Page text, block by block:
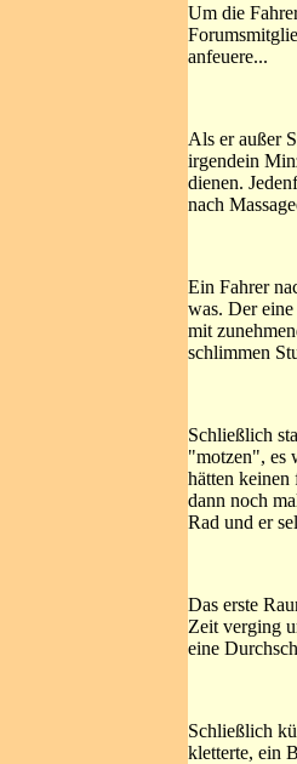
Um die
anfeuere...
Als er außer
irgendein
dienen.
nach
Ein Fahrer
was. Der
mit
schlimmen
Schließlich
"motzen", es
hätten
dann noch
Rad und er
Das erste
Zeit verging
eine
Schließlich
kletterte, ein